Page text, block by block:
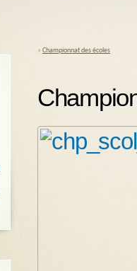
« Championnat des écoles